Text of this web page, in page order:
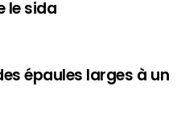
le sida
épaules larges à un